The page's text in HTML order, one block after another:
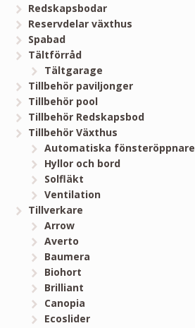
Redskapsbodar
Reservdelar växthus
Spabad
Tältförråd
Tältgarage
Tillbehör paviljonger
Tillbehör pool
Tillbehör Redskapsbod
Tillbehör Växthus
Automatiska fönsteröppnare
Hyllor och bord
Solfläkt
Ventilation
Tillverkare
Arrow
Averto
Baumera
Biohort
Brilliant
Canopia
Ecoslider